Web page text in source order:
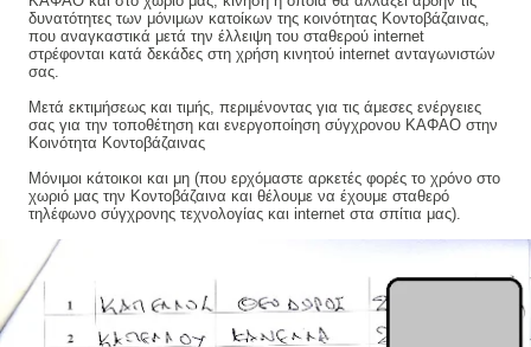
δυνατότητες των μόνιμων κατοίκων της κοινότητας Κοντοβάζαινας,
που αναγκαστικά μετά την έλλειψη του σταθερού internet
στρέφονται κατά δεκάδες στη χρήση κινητού internet ανταγωνιστών
σας.
Μετά εκτιμήσεως και τιμής, περιμένοντας για τις άμεσες ενέργειες
σας για την τοποθέτηση και ενεργοποίηση σύγχρονου ΚΑΦΑΟ στην
Κοινότητα Κοντοβάζαινας
Μόνιμοι κάτοικοι και μη (που ερχόμαστε αρκετές φορές το χρόνο στο
χωριό μας την Κοντοβάζαινα και θέλουμε να έχουμε σταθερό
τηλέφωνο σύγχρονης τεχνολογίας και internet στα σπίτια μας).